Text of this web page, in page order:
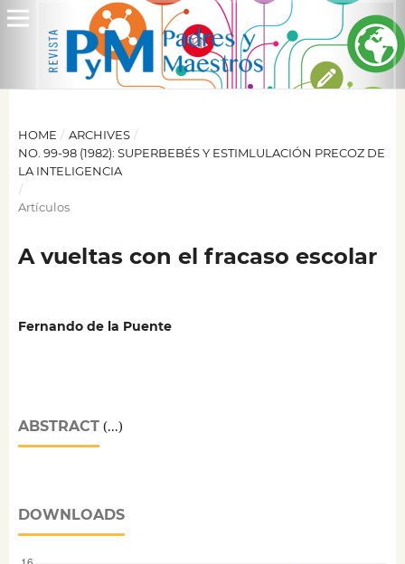
HOME / ARCHIVES /
NO. 99-98 (1982): SUPERBEBÉS Y ESTIMLULACIÓN PRECOZ DE
LA INTELIGENCIA
/
Artículos
A vueltas con el fracaso escolar
Fernando de la Puente
ABSTRACT(...)
DOWNLOADS